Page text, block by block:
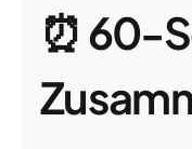
⏰ 60-